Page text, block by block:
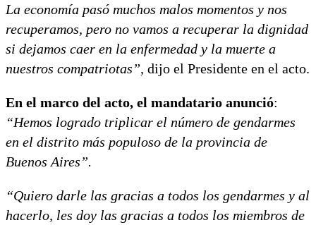
La economía pasó muchos malos momentos y nos
recuperamos, pero no vamos a recuperar la dignidad
si dejamos caer en la enfermedad y la muerte a
nuestros compatriotas”, dijo el Presidente en el acto.
En el marco del acto, el mandatario anunció:
“Hemos logrado triplicar el número de gendarmes
en el distrito más populoso de la provincia de
Buenos Aires”.
“Quiero darle las gracias a todos los gendarmes y al
hacerlo, les doy las gracias a todos los miembros de